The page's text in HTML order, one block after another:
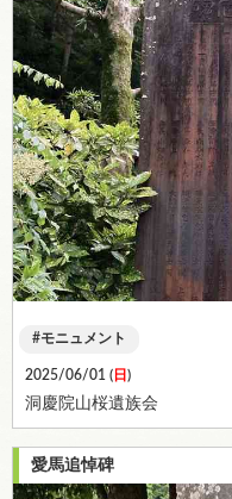
モニュメント
2025/06/01 ( 日 )
洞慶院山桜遺族会
愛馬追悼碑